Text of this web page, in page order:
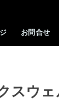
お問合せ
スウ